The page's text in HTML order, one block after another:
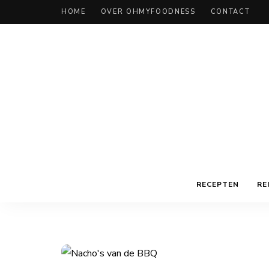
HOME OVER OHMYFOODNESS CONTACT
RECEPTEN